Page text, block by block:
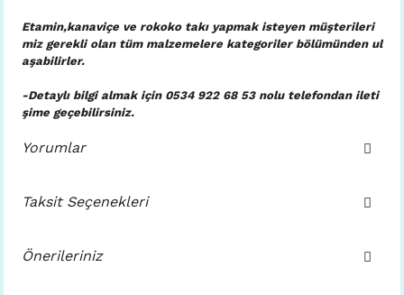
Etamin,kanaviçe ve rokoko takı yapmak isteyen müşterileri
miz gerekli olan tüm malzemelere kategoriler bölümünden ul
aşabilirler.
-Detaylı bilgi almak için 0534 922 68 53 nolu telefondan ileti
şime geçebilirsiniz.
Yorumlar
Taksit Seçenekleri
Önerileriniz